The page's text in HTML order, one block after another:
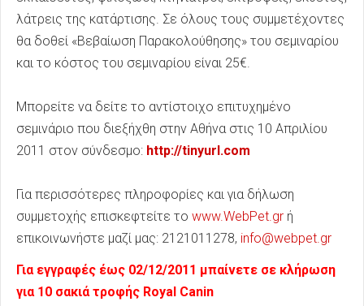
λάτρεις της κατάρτισης. Σε όλους τους συμμετέχοντες
θα δοθεί «Βεβαίωση Παρακολούθησης» του σεμιναρίου
και το κόστος του σεμιναρίου είναι 25€.
Μπορείτε να δείτε το αντίστοιχο επιτυχημένο
σεμινάριο που διεξήχθη στην Αθήνα στις 10 Απριλίου
2011 στον σύνδεσμο: http://tinyurl.com
Για περισσότερες πληροφορίες και για δήλωση
συμμετοχής επισκεφτείτε το www.WebPet.gr ή
επικοινωνήστε μαζί μας: 2121011278, info@webpet.gr
Για εγγραφές έως 02/12/2011 μπαίνετε σε κλήρωση
για 10 σακιά τροφής Royal Canin